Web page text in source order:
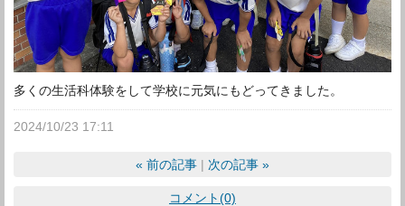
多くの生活科体験をして学校に元気にもどってきました。
2024/10/23 17:11
« 前の記事 次の記事 »
コメント(0)